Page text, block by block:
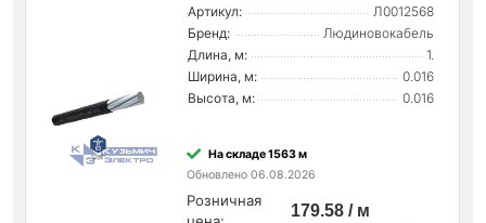
Артикул:
Л0012568
Бренд:
Людиновокабель
Длина, м:
1.
Ширина, м:
0.016
Высота, м:
0.016
На складе 1563 м
Обновлено 06.08.2026
Розничная
179.58 / м